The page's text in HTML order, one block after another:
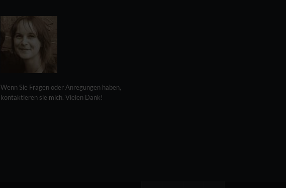
Wenn Sie Fragen oder Anregungen haben,
kontaktieren sie mich. Vielen Dank!